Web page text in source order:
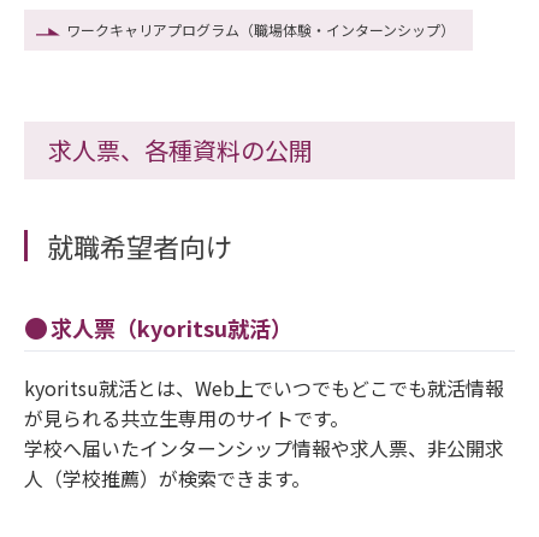
ワークキャリアプログラム（職場体験・インターンシップ）
求人票、各種資料の公開
就職希望者向け
求人票（kyoritsu就活）
kyoritsu就活とは、Web上でいつでもどこでも就活情報
が見られる共立生専用のサイトです。
学校へ届いたインターンシップ情報や求人票、非公開求
人（学校推薦）が検索できます。